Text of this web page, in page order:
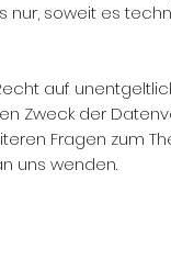
soweit es
auf
Zweck der
Fragen zum
uns wenden.